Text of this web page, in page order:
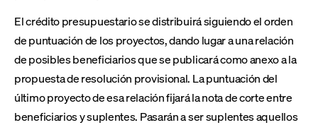
El crédito presupuestario se distribuirá siguiendo el orden
de puntuación de los proyectos, dando lugar a una relación
de posibles beneficiarios que se publicará como anexo a la
propuesta de resolución provisional. La puntuación del
último proyecto de esa relación fijará la nota de corte entre
beneficiarios y suplentes. Pasarán a ser suplentes aquellos